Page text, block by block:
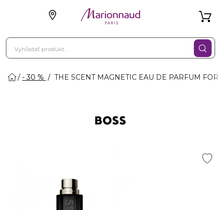
- 30 % THE SCENT MAGNETIC EAU DE PARFUM